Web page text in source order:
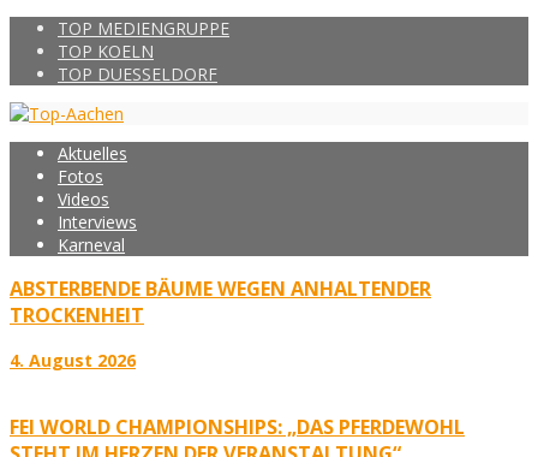
TOP MEDIENGRUPPE
TOP KOELN
TOP DUESSELDORF
Aktuelles
Fotos
Videos
Interviews
Karneval
ABSTERBENDE BÄUME WEGEN ANHALTENDER
TROCKENHEIT
4. August 2026
FEI WORLD CHAMPIONSHIPS: „DAS PFERDEWOHL